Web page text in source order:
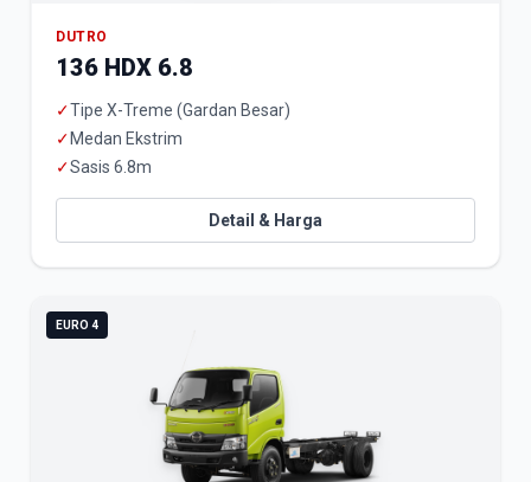
DUTRO
136 HDX 6.8
✓Tipe X-Treme (Gardan Besar)
✓ Medan Ekstrim
✓Sasis 6.8m
Detail & Harga
EURO 4